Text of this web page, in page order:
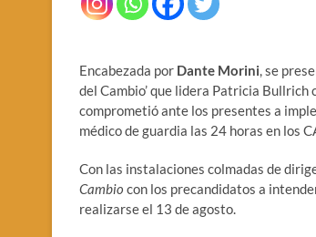
Encabezada por Dante Morini, se
del Cambio’ que lidera Patricia
comprometió ante los presentes a
médico de guardia las 24 horas en los
Con las instalaciones colmadas de
Cambio con los precandidatos a
realizarse el 13 de agosto.